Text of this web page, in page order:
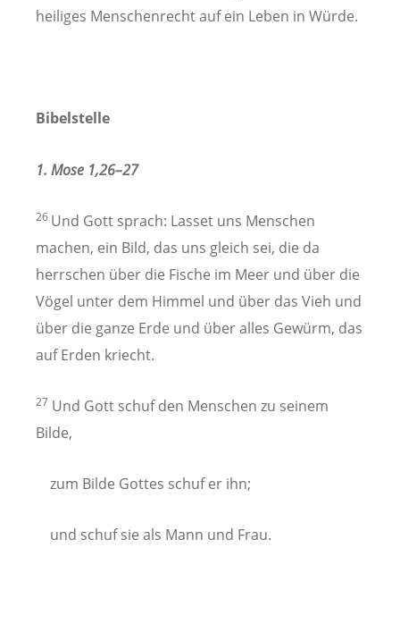
heiliges Menschenrecht auf ein Leben in Würde.
Bibelstelle
1. Mose 1,26–27
26 Und Gott sprach: Lasset uns Menschen
machen, ein Bild, das uns gleich sei, die da
herrschen über die Fische im Meer und über die
Vögel unter dem Himmel und über das Vieh und
über die ganze Erde und über alles Gewürm, das
auf Erden kriecht.
27 Und Gott schuf den Menschen zu seinem
Bilde,
zum Bilde Gottes schuf er ihn;
und schuf sie als Mann und Frau.